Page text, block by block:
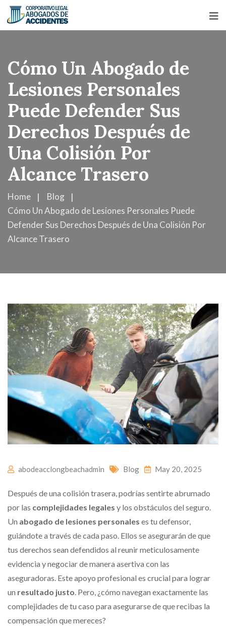
Cómo Un Abogado de
Lesiones Personales
Puede Defender Sus
Derechos Después de
Una Colisión Por
Alcance Trasero
Home
Blog
Cómo Un Abogado de Lesiones Personales Puede
Defender Sus Derechos Después de Una Colisión Por
Alcance Trasero
abodeacclongbeachadmin Blog May 20, 2025
Después de una colisión trasera, podrías sentirte abrumado
por las complejidades legales y los obstáculos del seguro.
Un abogado de lesiones personales es tu defensor,
guiándote a través de cada paso. Ellos se asegurarán de que
tus derechos sean defendidos al reunir meticulosamente
evidencia y negociar de manera asertiva con las
aseguradoras. Este apoyo profesional es crucial para lograr
un resultado justo . Pero, ¿cómo navegan exactamente las
complejidades de tu caso para asegurarse de que recibas la
compensación que mereces?